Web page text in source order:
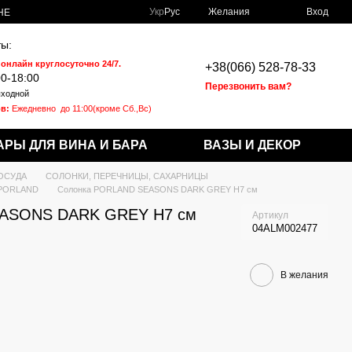
Укр Рус Желания Вход
круглосуточно 24/7.
18:00
Ежедневно до 11:00(кроме Сб.,Вс)
+38(066) 528-78-33
Перезвонить вам?
ДЛЯ ВИНА И БАРА ВАЗЫ И ДЕКОР
СОЛОНКИ, ПЕРЕЧНИЦЫ, САХАРНИЦЫ
Солонка PORLAND SEASONS DARK GREY H7 см
DARK GREY H7 см Артикул
04ALM002477
В желания